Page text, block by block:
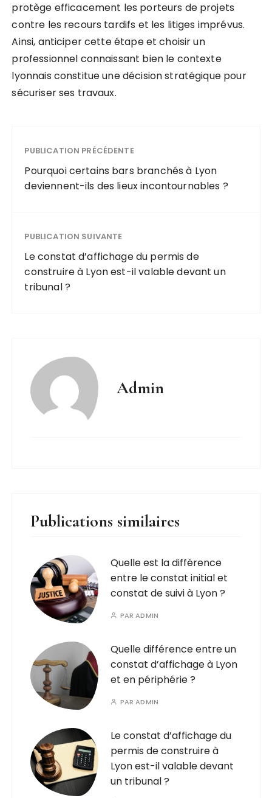
protège efficacement les porteurs de projets
contre les recours tardifs et les litiges imprévus.
Ainsi, anticiper cette étape et choisir un
professionnel connaissant bien le contexte
lyonnais constitue une décision stratégique pour
sécuriser ses travaux.
PUBLICATION PRÉCÉDENTE
Pourquoi certains bars branchés à Lyon
deviennent-ils des lieux incontournables ?
PUBLICATION SUIVANTE
Le constat d’affichage du permis de
construire à Lyon est-il valable devant un
tribunal ?
Admin
Publications similaires
Quelle est la différence
entre le constat initial et
constat de suivi à Lyon ?
PARADMIN
Quelle différence entre un
constat d’affichage à Lyon
et en périphérie ?
PARADMIN
Le constat d’affichage du
permis de construire à
Lyon est-il valable devant
un tribunal ?